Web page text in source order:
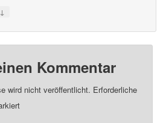
↓
Kommentar
wird nicht veröffentlicht. Erforderliche